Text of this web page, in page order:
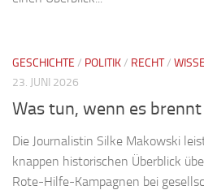
GESCHICHTE / POLITIK/ RECHT/
23. JUNI 2026
Was tun, wenn es brennt
Die Journalistin Silke Makowski
knappen historischen Überblick
Rote-Hilfe-Kampagnen bei